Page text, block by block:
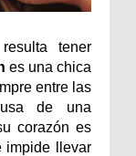
tener
es una chica
entre las
de una
corazón es
impide llevar